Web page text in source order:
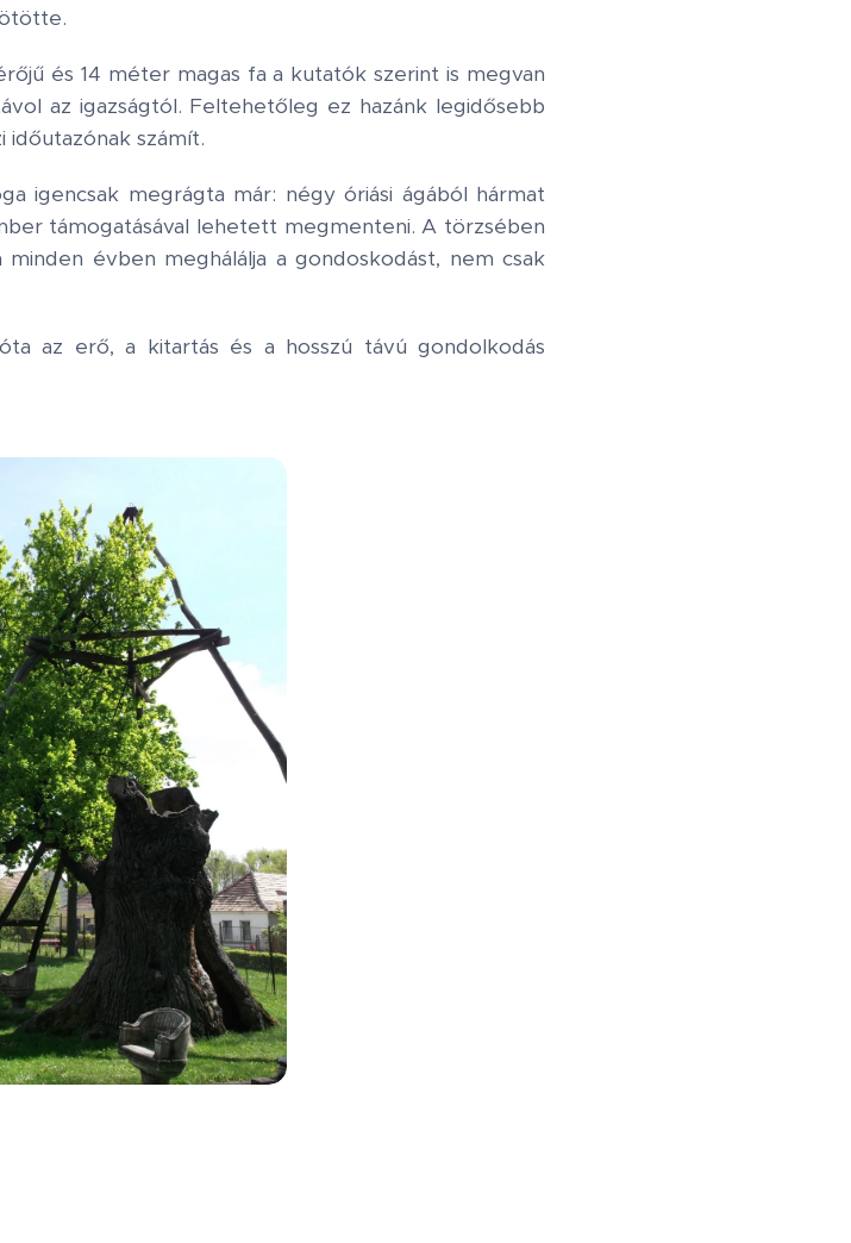
és 14 méter magas fa a kutatók szerint is megvan
az igazságtól. Feltehetőleg ez hazánk legidősebb
időutazónak számít.
igencsak megrágta már: négy óriási ágából hármat
támogatásával lehetett megmenteni. A törzsében
évben meghálálja a gondoskodást, nem csak
az erő, a kitartás és a hosszú távú gondolkodás